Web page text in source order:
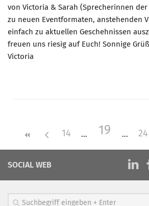
von Victoria & Sarah (Sprecherinnen
zu neuen Eventformaten, anstehenden
einfach zu aktuellen Geschehnissen
freuen uns riesig auf Euch! Sonnige
Victoria
14 19 24
SOCIAL WEB